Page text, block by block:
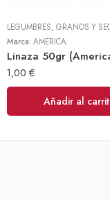
LEGUMBRES, GRANOS Y
Marca: AMERICA
Linaza 50gr
1,00 €
Añadir al